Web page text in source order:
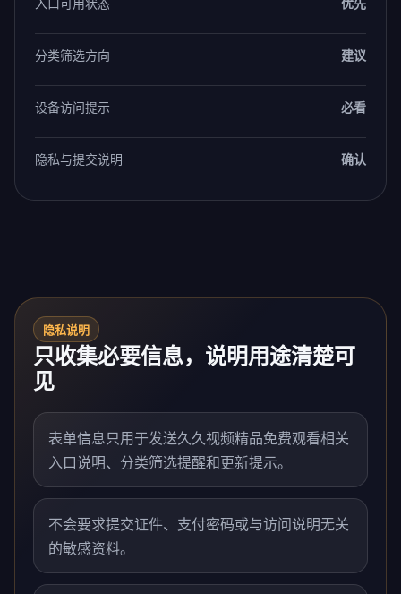
分类筛选方向 建议
设备访问提示 必看
隐私与提交说明 确认
隐私说明
只收集必要信息，说明用途清楚可
见
表单信息只用于发送久久视频精品免费观看相关
入口说明、分类筛选提醒和更新提示。
不会要求提交证件、支付密码或与访问说明无关
的敏感资料。